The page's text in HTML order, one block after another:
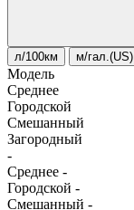
л/100км м/гал.(US)
Модель
Среднее
Городской
Смешанный
Загородный
-
Среднее -
Городской -
Смешанный -